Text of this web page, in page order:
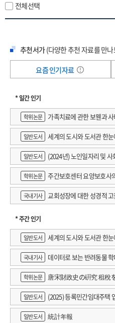
전체선택
추천서가(다양한 추천 자료를 만
요즘 인기자료
* 일간 인기
학위논문
가족치료에 관한 보웬과
일반도서 세계의 도시와 도서관 한
일반도서 (2024년) 노인일자리 및
학위논문
주간보호센터 요양보호사
미치는 영향 : 직무스트레스의 매개효과
국내기사 교회성장에 대한 성경적
* 주간 인기
일반도서
세계의 도시와 도서관 한
국내기사 데이터로 보는 반려동물
학위논문 唐宋財政史の硏究 租稅
일반도서 (2025) 등록민간임대주택
일반도서 統計年報